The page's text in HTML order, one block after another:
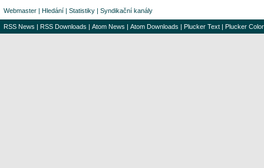
Webmaster | Hledání | Statistiky | Syndikační kanály
RSS News | RSS Downloads | Atom News | Atom Downloads | Plucker Text | Plucker Color